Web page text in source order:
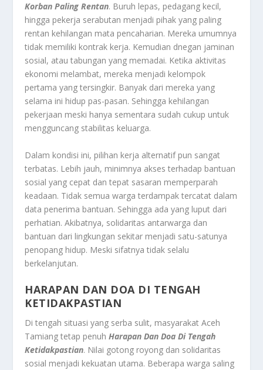
Korban Paling Rentan. Buruh lepas, pedagang kecil,
hingga pekerja serabutan menjadi pihak yang paling
rentan kehilangan mata pencaharian. Mereka umumnya
tidak memiliki kontrak kerja. Kemudian dnegan jaminan
sosial, atau tabungan yang memadai. Ketika aktivitas
ekonomi melambat, mereka menjadi kelompok
pertama yang tersingkir. Banyak dari mereka yang
selama ini hidup pas-pasan. Sehingga kehilangan
pekerjaan meski hanya sementara sudah cukup untuk
mengguncang stabilitas keluarga.
Dalam kondisi ini, pilihan kerja alternatif pun sangat
terbatas. Lebih jauh, minimnya akses terhadap bantuan
sosial yang cepat dan tepat sasaran memperparah
keadaan. Tidak semua warga terdampak tercatat dalam
data penerima bantuan. Sehingga ada yang luput dari
perhatian. Akibatnya, solidaritas antarwarga dan
bantuan dari lingkungan sekitar menjadi satu-satunya
penopang hidup. Meski sifatnya tidak selalu
berkelanjutan.
HARAPAN DAN DOA DI TENGAH
KETIDAKPASTIAN
Di tengah situasi yang serba sulit, masyarakat Aceh
Tamiang tetap penuhHarapan Dan Doa Di Tengah
Ketidakpastian. Nilai gotong royong dan solidaritas
sosial menjadi kekuatan utama. Beberapa warga saling